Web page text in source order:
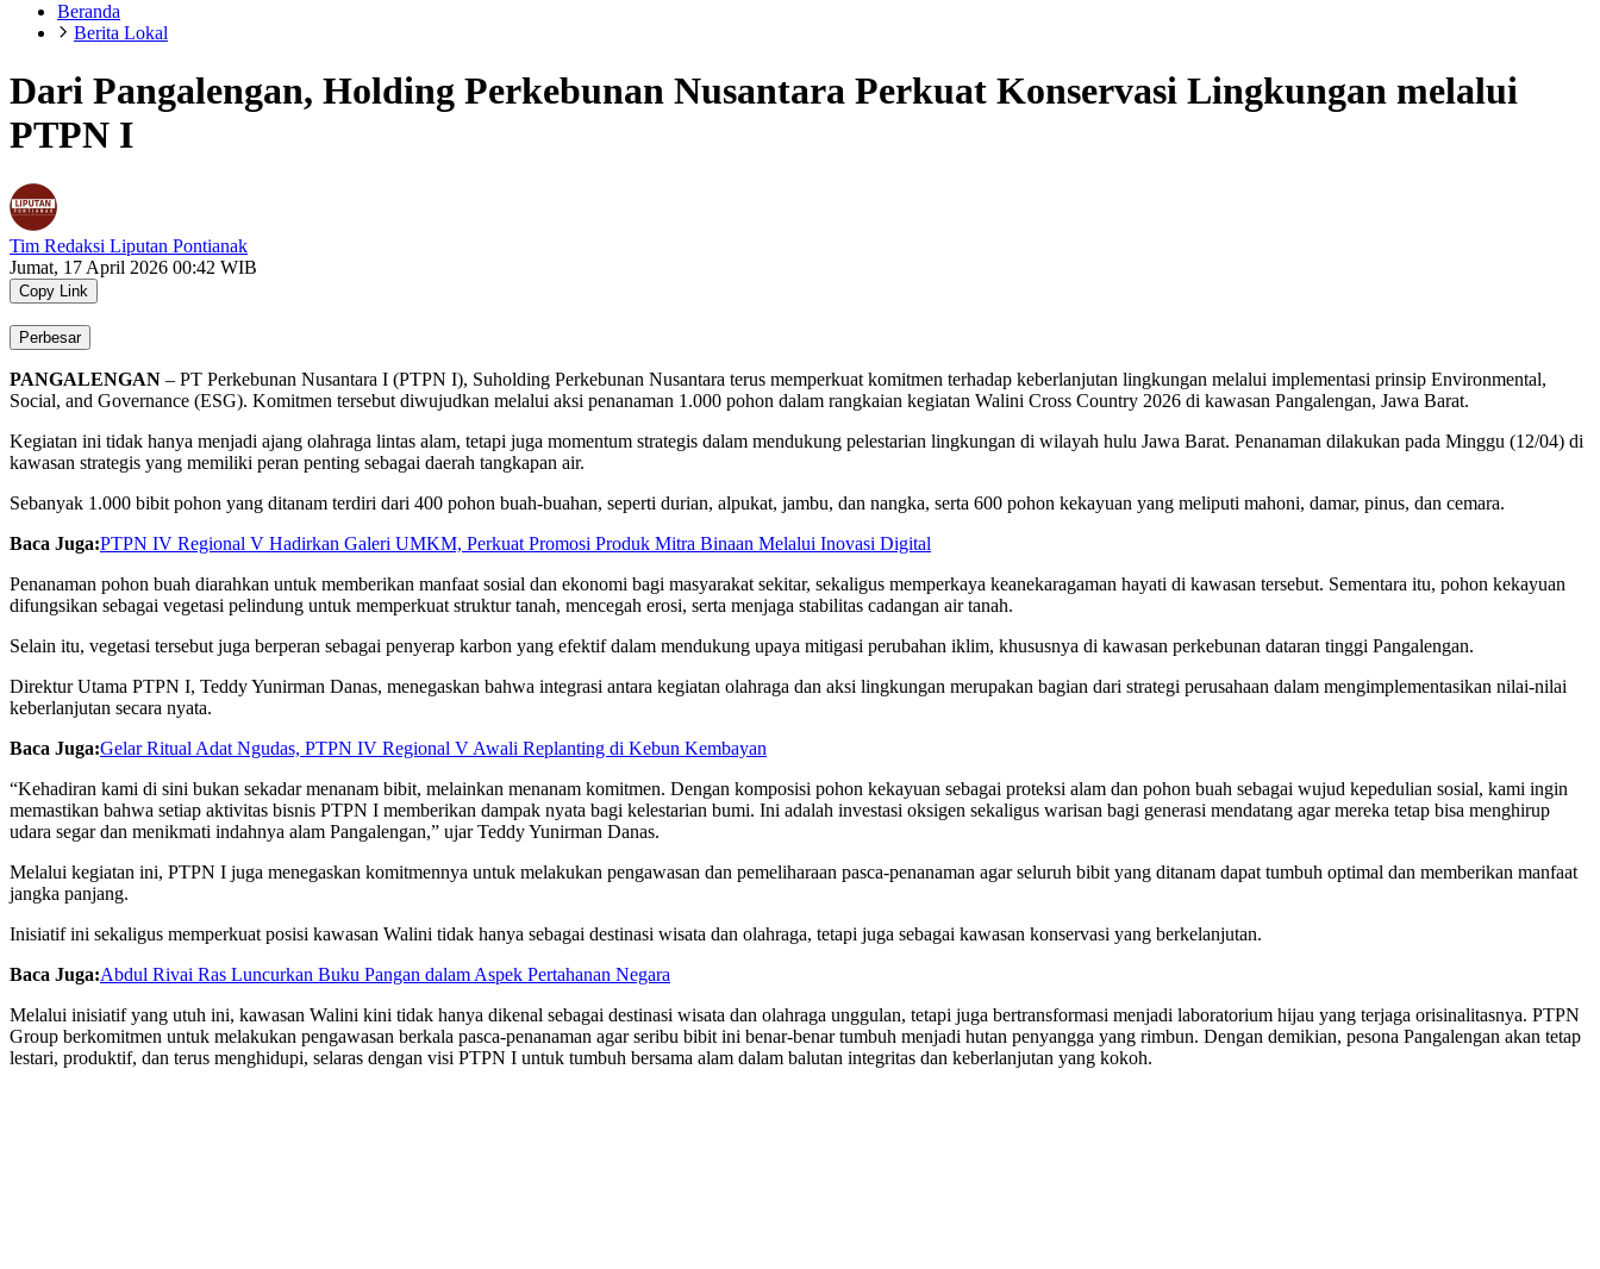
Beranda
Berita Lokal
Dari Pangalengan, Holding Perkebunan Nusantara Perkuat Konservasi Lingkungan melalui
PTPN I
Tim Redaksi Liputan Pontianak
Jumat, 17 April 2026 00:42 WIB
Copy Link
Perbesar
PANGALENGAN – PT Perkebunan Nusantara I (PTPN I), Suholding Perkebunan Nusantara terus memperkuat komitmen terhadap keberlanjutan lingkungan melalui implementasi prinsip Environmental,
Social, and Governance (ESG). Komitmen tersebut diwujudkan melalui aksi penanaman 1.000 pohon dalam rangkaian kegiatan Walini Cross Country 2026 di kawasan Pangalengan, Jawa Barat.
Kegiatan ini tidak hanya menjadi ajang olahraga lintas alam, tetapi juga momentum strategis dalam mendukung pelestarian lingkungan di wilayah hulu Jawa Barat. Penanaman dilakukan pada Minggu (12/04) di
kawasan strategis yang memiliki peran penting sebagai daerah tangkapan air.
Sebanyak 1.000 bibit pohon yang ditanam terdiri dari 400 pohon buah-buahan, seperti durian, alpukat, jambu, dan nangka, serta 600 pohon kekayuan yang meliputi mahoni, damar, pinus, dan cemara.
Baca Juga:PTPN IV Regional V Hadirkan Galeri UMKM, Perkuat Promosi Produk Mitra Binaan Melalui Inovasi Digital
Penanaman pohon buah diarahkan untuk memberikan manfaat sosial dan ekonomi bagi masyarakat sekitar, sekaligus memperkaya keanekaragaman hayati di kawasan tersebut. Sementara itu, pohon kekayuan
difungsikan sebagai vegetasi pelindung untuk memperkuat struktur tanah, mencegah erosi, serta menjaga stabilitas cadangan air tanah.
Selain itu, vegetasi tersebut juga berperan sebagai penyerap karbon yang efektif dalam mendukung upaya mitigasi perubahan iklim, khususnya di kawasan perkebunan dataran tinggi Pangalengan.
Direktur Utama PTPN I, Teddy Yunirman Danas, menegaskan bahwa integrasi antara kegiatan olahraga dan aksi lingkungan merupakan bagian dari strategi perusahaan dalam mengimplementasikan nilai-nilai
keberlanjutan secara nyata.
Baca Juga:Gelar Ritual Adat Ngudas, PTPN IV Regional V Awali Replanting di Kebun Kembayan
“Kehadiran kami di sini bukan sekadar menanam bibit, melainkan menanam komitmen. Dengan komposisi pohon kekayuan sebagai proteksi alam dan pohon buah sebagai wujud kepedulian sosial, kami ingin
memastikan bahwa setiap aktivitas bisnis PTPN I memberikan dampak nyata bagi kelestarian bumi. Ini adalah investasi oksigen sekaligus warisan bagi generasi mendatang agar mereka tetap bisa menghirup
udara segar dan menikmati indahnya alam Pangalengan,” ujar Teddy Yunirman Danas.
Melalui kegiatan ini, PTPN I juga menegaskan komitmennya untuk melakukan pengawasan dan pemeliharaan pasca-penanaman agar seluruh bibit yang ditanam dapat tumbuh optimal dan memberikan manfaat
jangka panjang.
Inisiatif ini sekaligus memperkuat posisi kawasan Walini tidak hanya sebagai destinasi wisata dan olahraga, tetapi juga sebagai kawasan konservasi yang berkelanjutan.
Baca Juga:Abdul Rivai Ras Luncurkan Buku Pangan dalam Aspek Pertahanan Negara
Melalui inisiatif yang utuh ini, kawasan Walini kini tidak hanya dikenal sebagai destinasi wisata dan olahraga unggulan, tetapi juga bertransformasi menjadi laboratorium hijau yang terjaga orisinalitasnya. PTPN
Group berkomitmen untuk melakukan pengawasan berkala pasca-penanaman agar seribu bibit ini benar-benar tumbuh menjadi hutan penyangga yang rimbun. Dengan demikian, pesona Pangalengan akan tetap
lestari, produktif, dan terus menghidupi, selaras dengan visi PTPN I untuk tumbuh bersama alam dalam balutan integritas dan keberlanjutan yang kokoh.